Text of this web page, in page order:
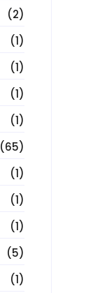
(2)
(1)
(1)
(1)
(1)
(65)
(1)
(1)
(1)
(5)
(1)